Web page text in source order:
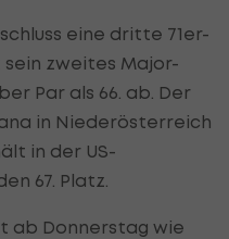
eine dritte 71er-
sein zweites Major-
Par als 66. ab. Der
in Niederösterreich
in der US-
67. Platz.
ab Donnerstag wie